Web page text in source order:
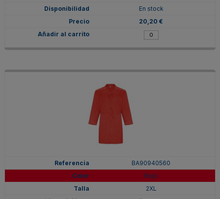
En stock
20,20 €
BA90940560
Rojo
2XL